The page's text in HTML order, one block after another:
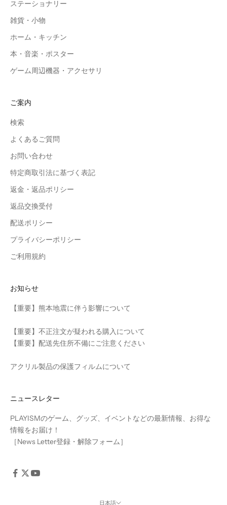
ステーショナリー
雑貨・小物
ホーム・キッチン
本・音楽・ポスター
ゲーム周辺機器・アクセサリ
ご案内
検索
よくあるご質問
お問い合わせ
特定商取引法に基づく表記
返金・返品ポリシー
返品交換受付
配送ポリシー
プライバシーポリシー
ご利用規約
お知らせ
【重要】熊本地震に伴う影響について
【重要】不正注文が疑われる購入について
【重要】配送先住所不備にご注意ください
アクリル製品の保護フィルムについて
ニュースレター
PLAYISMのゲーム、グッズ、イベントなどの最新情報、お得な
情報をお届け！
［News Letter登録・解除フォーム］
日本語